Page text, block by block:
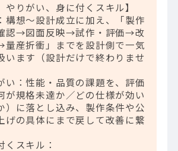
やりがい、身に付くスキル】
構想～設計成立に加え、「製作
認→図面反映→試作・評価→改
産折衝」までを設計側で一気
います（設計だけで終わりませ
い：性能・品質の課題を、評価
が規格未達か／どの仕様が効い
）に落とし込み、製作条件や公
げの具体にまで戻して改善に繋
くスキル：